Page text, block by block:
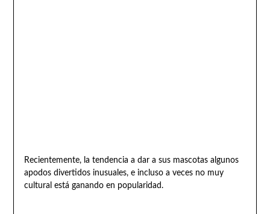
Recientemente, la tendencia a dar a sus mascotas algunos
apodos divertidos inusuales, e incluso a veces no muy
cultural está ganando en popularidad.